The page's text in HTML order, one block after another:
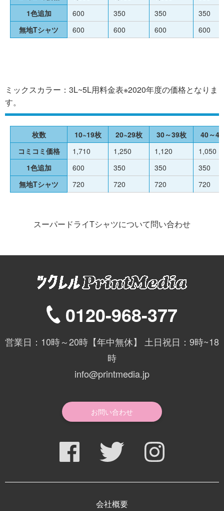
1色追加
600 350 350
350
無地Tシャツ
600 600 600 600
ミックスカラー：3L~5L用料金表※2020年度の価格となりま
す。
枚数 10~19枚 20~29枚 30～39枚
40～
コミコミ価格
1,710 1,250 1,120
1,050
1色追加
600 350 350
350
無地Tシャツ
720 720 720 720
スーパードライTシャツについて問い合わせ
0120-968-377
営業日：10時～20時【年中無休】 土日祝日：9時~18
時
info@printmedia.jp
お問い合わせ
会社概要